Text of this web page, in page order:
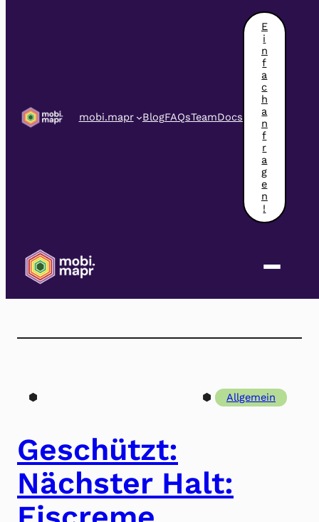
mobi.mapr BlogFAQsTeamDocs
E
i
n
f
a
c
h
a
n
f
r
a
g
e
n
!
FAQ Kategorie:
⬢ ⬢ Allgemein
Geschützt:
Nächster Halt: